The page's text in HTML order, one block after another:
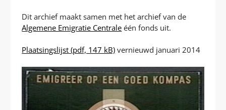
Dit archief maakt samen met het archief van de
Algemene Emigratie Centrale één fonds uit.
Plaatsingslijst (pdf, 147 kB) vernieuwd januari 2014